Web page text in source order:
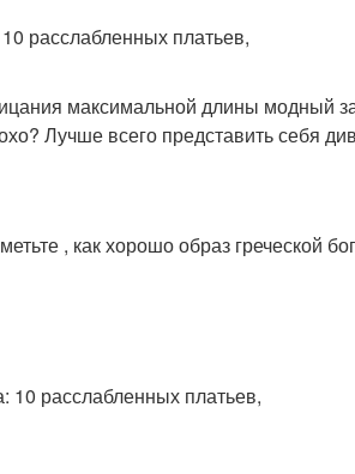
максимальной длины модный
Лучше всего представить себя
, как хорошо образ греческой